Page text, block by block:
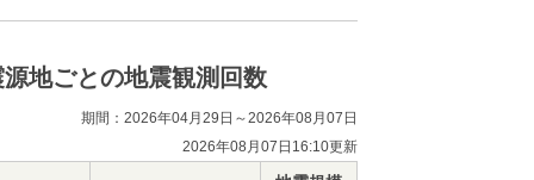
源地ごとの地震観測回数
期間：2026年04月29日～2026年08月07日
2026年08月07日16:10更新